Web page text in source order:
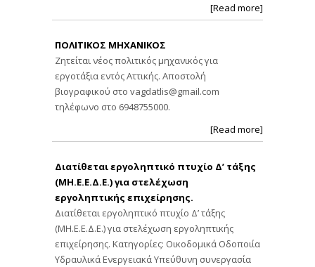
[Read more]
ΠΟΛΙΤΙΚΟΣ ΜΗΧΑΝΙΚΟΣ
Ζητείται νέος πολιτικός μηχανικός για
εργοτάξια εντός Αττικής. Αποστολή
βιογραφικού στο vagdatlis@gmail.com
τηλέφωνο στο 6948755000.
[Read more]
Διατίθεται εργοληπτικό πτυχίο Δ’ τάξης
(ΜΗ.Ε.Ε.Δ.Ε.) για στελέχωση
εργοληπτικής επιχείρησης.
Διατίθεται εργοληπτικό πτυχίο Δ’ τάξης
(ΜΗ.Ε.Ε.Δ.Ε.) για στελέχωση εργοληπτικής
επιχείρησης. Κατηγορίες: Οικοδομικά Οδοποιία
Υδραυλικά Ενεργειακά Υπεύθυνη συνεργασία